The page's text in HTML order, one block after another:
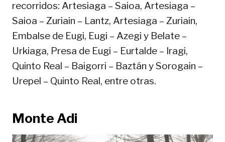
recorridos: Artesiaga – Saioa, Artesiaga –
Saioa – Zuriain – Lantz, Artesiaga – Zuriain,
Embalse de Eugi, Eugi – Azegi y Belate –
Urkiaga, Presa de Eugi – Eurtalde – Iragi,
Quinto Real – Baigorri – Baztán y Sorogain –
Urepel – Quinto Real, entre otras.
Monte Adi